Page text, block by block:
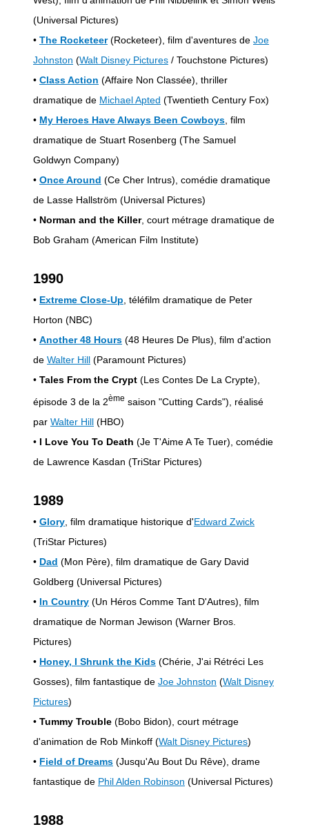
(Universal Pictures)
• The Rocketeer(Rocketeer), film d'aventures de Joe
Johnston (Walt Disney Pictures / Touchstone Pictures)
• Class Action (Affaire Non Classée), thriller
dramatique de Michael Apted (Twentieth Century Fox)
• My Heroes Have Always Been Cowboys , film
dramatique de Stuart Rosenberg (The Samuel
Goldwyn Company)
• Once Around (Ce Cher Intrus), comédie dramatique
de Lasse Hallström (Universal Pictures)
• Norman and the Killer, court métrage dramatique de
Bob Graham (American Film Institute)
1990
• Extreme Close-Up , téléfilm dramatique de Peter
Horton (NBC)
• Another 48 Hours (48 Heures De Plus), film d'action
de Walter Hill (Paramount Pictures)
• Tales From the Crypt (Les Contes De La Crypte),
épisode 3 de la 2ème saison "Cutting Cards"), réalisé
par Walter Hill (HBO)
• I Love You To Death (Je T'Aime A Te Tuer), comédie
de Lawrence Kasdan (TriStar Pictures)
1989
• Glory , film dramatique historique d'Edward Zwick
(TriStar Pictures)
• Dad (Mon Père), film dramatique de Gary David
Goldberg (Universal Pictures)
• In Country (Un Héros Comme Tant D'Autres), film
dramatique de Norman Jewison (Warner Bros.
Pictures)
• Honey, I Shrunk the Kids (Chérie, J'ai Rétréci Les
Gosses), film fantastique de Joe Johnston (Walt Disney
Pictures)
• Tummy Trouble (Bobo Bidon), court métrage
d'animation de Rob Minkoff (Walt Disney Pictures)
• Field of Dreams (Jusqu'Au Bout Du Rêve), drame
fantastique de Phil Alden Robinson (Universal Pictures)
1988